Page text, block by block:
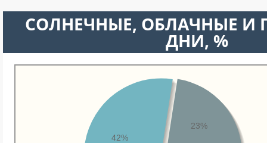
CОЛНЕЧНЫЕ, ОБЛАЧНЫЕ И
ДНИ, %
42%
23%